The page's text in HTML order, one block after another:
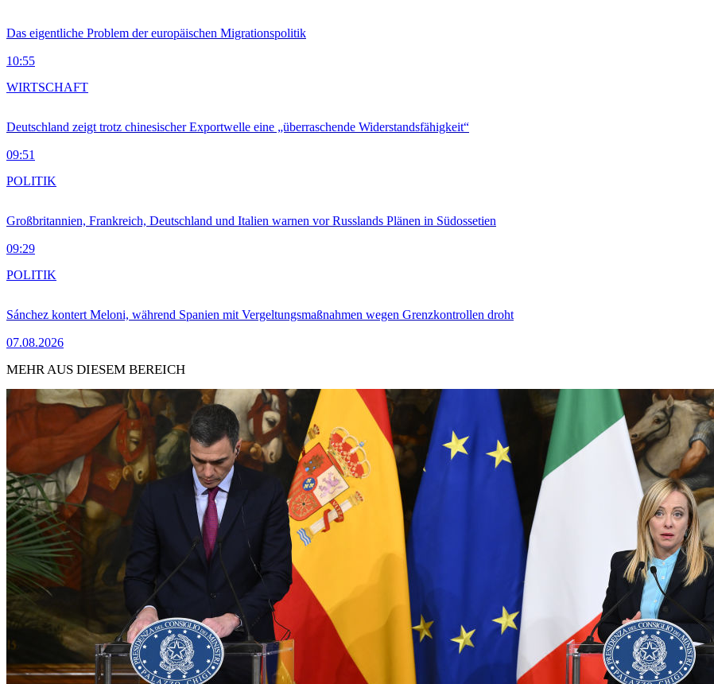
Das eigentliche Problem der europäischen Migrationspolitik
10:55
Deutschland zeigt trotz chinesischer Exportwelle eine „überraschende Widerstandsfähigkeit“
09:51
WIRTSCHAFT
Großbritannien, Frankreich, Deutschland und Italien warnen vor Russlands Plänen in Südossetien
09:29
POLITIK
Sánchez kontert Meloni, während Spanien mit Vergeltungsmaßnahmen wegen Grenzkontrollen droht
07.08.2026
POLITIK
MEHR AUS DIESEM BEREICH